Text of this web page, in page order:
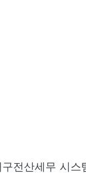
전산세무 시